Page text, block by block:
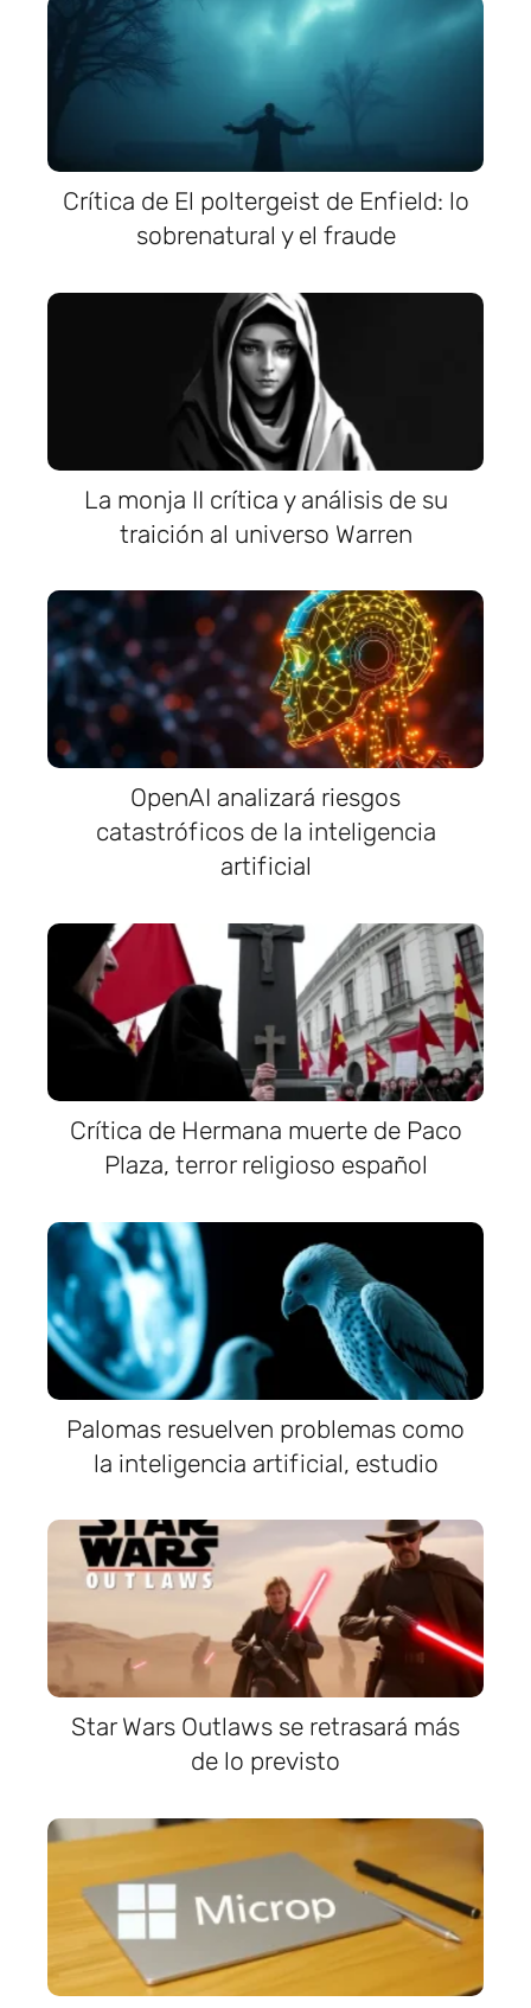
Crítica de El poltergeist de Enfield: lo
sobrenatural y el fraude
La monja II crítica y análisis de su
traición al universo Warren
OpenAI analizará riesgos
catastróficos de la inteligencia
artificial
Crítica de Hermana muerte de Paco
Plaza, terror religioso español
Palomas resuelven problemas como
la inteligencia artificial, estudio
Star Wars Outlaws se retrasará más
de lo previsto